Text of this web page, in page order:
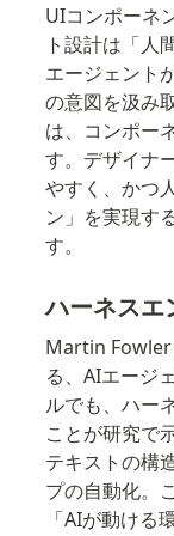
UIコンポーネ
ト設計は「人
エージェント
の意図を汲み
は、コンポー
す。デザイナ
やすく、かつ
ン」を実現す
す。
ハーネスエ
Martin Fowler
る、AIエージ
ルでも、ハー
ことが研究で
テキストの構
プの自動化。
「AIが動ける